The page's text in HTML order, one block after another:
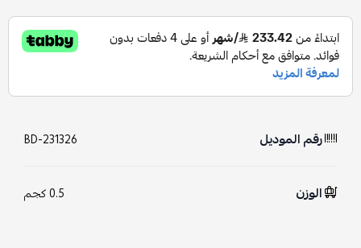
رقم الموديل BD-231326
الوزن 0.5 كجم